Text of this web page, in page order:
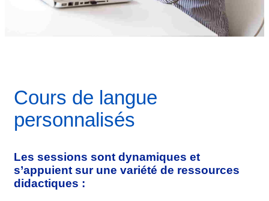
Cours de langue
personnalisés
Les sessions sont dynamiques et
s’appuient sur une variété de ressources
didactiques :